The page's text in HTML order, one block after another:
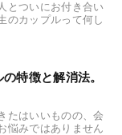
とついにお付き合い
のカップルって何し
特徴と解消法。
たはいいものの、会
悩みではありません